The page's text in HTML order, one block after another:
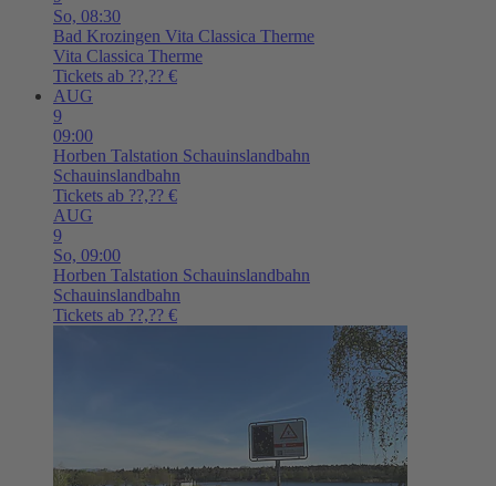
So, 08:30
Bad Krozingen Vita Classica Therme
Vita Classica Therme
Tickets ab ??,?? €
AUG
9
09:00
Horben Talstation Schauinslandbahn
Schauinslandbahn
Tickets ab ??,?? €
AUG
9
So, 09:00
Horben Talstation Schauinslandbahn
Schauinslandbahn
Tickets ab ??,?? €